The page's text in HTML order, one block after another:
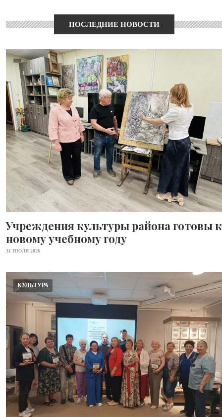
ПОСЛЕДНИЕ НОВОСТИ
Учреждения культуры района готовы к
новому учебному году
31 ИЮЛЯ 2026
КУЛЬТУРА